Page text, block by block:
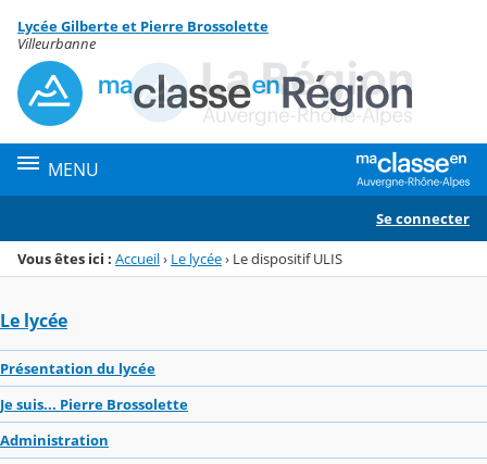
Menu de la rubrique
Contenu
Lycée Gilberte et Pierre Brossolette
Villeurbanne
MENU
Se connecter
Vous êtes ici : Accueil› Le lycée› Le dispositif ULIS
Le lycée
Présentation du lycée
Je suis... Pierre Brossolette
Administration